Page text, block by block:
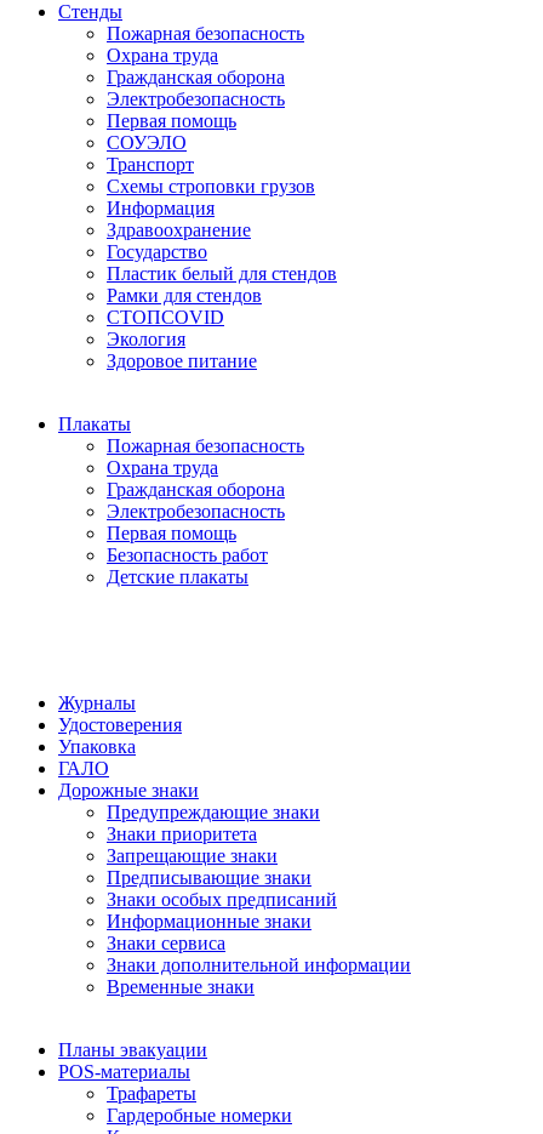
Стенды
Пожарная безопасность
Охрана труда
Гражданская оборона
Электробезопасность
Первая помощь
СОУЭЛО
Транспорт
Схемы строповки грузов
Информация
Здравоохранение
Государство
Пластик белый для стендов
Рамки для стендов
СТОПCOVID
Экология
Здоровое питание
Плакаты
Пожарная безопасность
Охрана труда
Гражданская оборона
Электробезопасность
Первая помощь
Безопасность работ
Детские плакаты
Журналы
Удостоверения
Упаковка
ГАЛО
Дорожные знаки
Предупреждающие знаки
Знаки приоритета
Запрещающие знаки
Предписывающие знаки
Знаки особых предписаний
Информационные знаки
Знаки сервиса
Знаки дополнительной информации
Временные знаки
Планы эвакуации
POS-материалы
Трафареты
Гардеробные номерки